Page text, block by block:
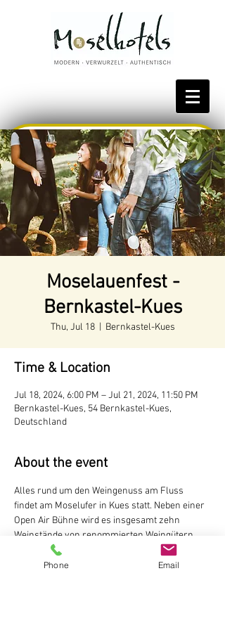
Bestpreis reservieren
Moselauenfest -
Bernkastel-Kues
Thu, Jul 18
  |
Bernkastel-Kues
Time & Location
Jul 18, 2024, 6:00 PM – Jul 21, 2024, 11:50 PM
Bernkastel-Kues, 54 Bernkastel-Kues,
Deutschland
About the event
Alles rund um den Weingenuss am Fluss
findet am Moselufer in Kues statt. Neben einer
Open Air Bühne wird es insgesamt zehn
Weinstände von renommierten Weingütern
aus der Stadt geben. Dazu noch eine Vielzahl
von Essensständen auf der kulinarischen
Phone Email